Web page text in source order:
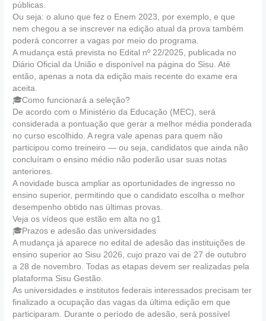
públicas.
Ou seja: o aluno que fez o Enem 2023, por exemplo, e que
nem chegou a se inscrever na edição atual da prova também
poderá concorrer a vagas por meio do programa.
A mudança está prevista no Edital nº 22/2025, publicada no
Diário Oficial da União e disponível na página do Sisu. Até
então, apenas a nota da edição mais recente do exame era
aceita.
🎓Como funcionará a seleção?
De acordo com o Ministério da Educação (MEC), será
considerada a pontuação que gerar a melhor média ponderada
no curso escolhido. A regra vale apenas para quem não
participou como treineiro — ou seja, candidatos que ainda não
concluíram o ensino médio não poderão usar suas notas
anteriores.
A novidade busca ampliar as oportunidades de ingresso no
ensino superior, permitindo que o candidato escolha o melhor
desempenho obtido nas últimas provas.
Veja os vídeos que estão em alta no g1
🎓Prazos e adesão das universidades
A mudança já aparece no edital de adesão das instituições de
ensino superior ao Sisu 2026, cujo prazo vai de 27 de outubro
a 28 de novembro. Todas as etapas devem ser realizadas pela
plataforma Sisu Gestão.
As universidades e institutos federais interessados precisam ter
finalizado a ocupação das vagas da última edição em que
participaram. Durante o período de adesão, será possível